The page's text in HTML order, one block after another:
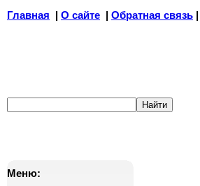
Главная | О сайте | Обратная связь |
Меню: